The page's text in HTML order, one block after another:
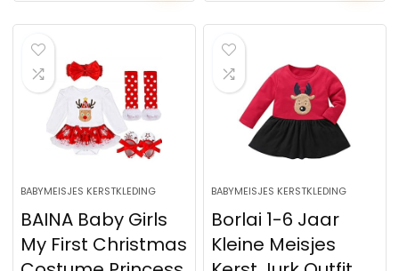
BABYMEISJES KERSTKLEDING
BAINA Baby Girls
My First Christmas
BABYMEISJES KERSTKLEDING
Borlai 1-6 Jaar
Kleine Meisjes